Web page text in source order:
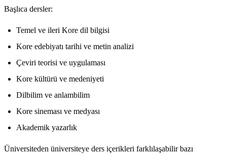
Başlıca dersler:
Temel ve ileri Kore dil bilgisi
Kore edebiyatı tarihi ve metin analizi
Çeviri teorisi ve uygulaması
Kore kültürü ve medeniyeti
Dilbilim ve anlambilim
Kore sineması ve medyası
Akademik yazarlık
Üniversiteden üniversiteye ders içerikleri farklılaşabilir bazı